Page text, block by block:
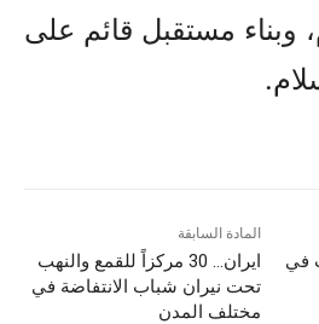
وبناء مستقبل قائم على
المادة السابقة
ایران… 30 مركزاً للقمع والنهب
تحت نیران شباب الانتفاضة في
مختلف المدن
في